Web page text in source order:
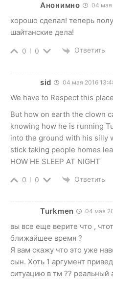
Анонимно 04 мая
хорошо сделал! теперь
шайтанские дела!
0 0 Ответить
sid 04 мая 2016
We have to Respect this place
But how on earth the clown
knowing how he is running
into the ground with his silly
stick taking people homes
HOW HE SLEEP AT NIGHT
0 0 Ответить
Turkmen 04 мая
вы все еще верите что ,
ближайшее время ?
Я вам скажу что это уже
сын. Хоть 1 аргумент
ситуацию в тм ?? реальный